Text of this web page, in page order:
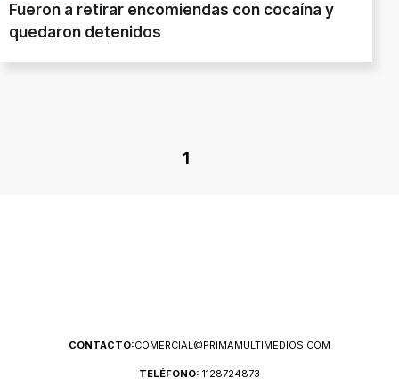
Fueron a retirar encomiendas con cocaína y
quedaron detenidos
1
CONTACTO:COMERCIAL@PRIMAMULTIMEDIOS.COM
TELÉFONO: 1128724873